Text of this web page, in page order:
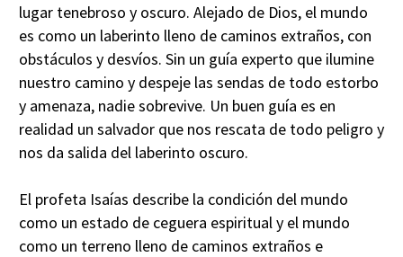
lugar tenebroso y oscuro. Alejado de Dios, el mundo
es como un laberinto lleno de caminos extraños, con
obstáculos y desvíos. Sin un guía experto que ilumine
nuestro camino y despeje las sendas de todo estorbo
y amenaza, nadie sobrevive. Un buen guía es en
realidad un salvador que nos rescata de todo peligro y
nos da salida del laberinto oscuro.
El profeta Isaías describe la condición del mundo
como un estado de ceguera espiritual y el mundo
como un terreno lleno de caminos extraños e